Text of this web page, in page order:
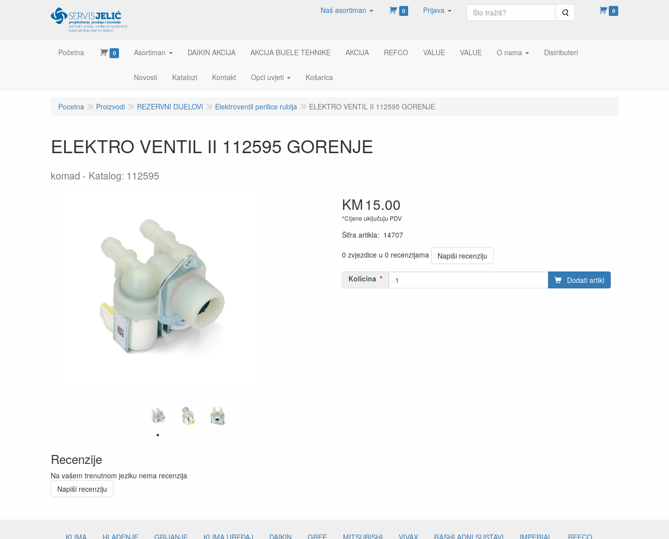
Naš asortiman 0 Prijava Pretraga 0
Početna 0 Asortiman DAIKIN AKCIJA AKCIJA BIJELE TEHNIKE AKCIJA REFCO VALUE VALUE O nama Distributeri
Novosti Katalozi Kontakt Opći uvjeti Košarica
Pocetna Proizvodi REZERVNI DIJELOVI Elektroventil perilice rublja ELEKTRO VENTIL II 112595 GORENJE
ELEKTRO VENTIL II 112595 GORENJE
komad Katalog: 112595
KM15.00
*Cijene uključuju PDV
Šifra artikla: 14707
0 zvjezdice u 0 recenzijama
Napiši recenziju
Kolicina Dodati artikl
Recenzije
Na vašem trenutnom jeziku nema recenzija
Napiši recenziju
KLIMA HLAĐENJE GRIJANJE KLIMA UREĐAJ DAIKIN GREE MITSUBISHI VIVAX RASHLADNI SUSTAVI IMPERIAL
REFCO